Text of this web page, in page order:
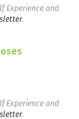
Experience and
.
Experience and
.